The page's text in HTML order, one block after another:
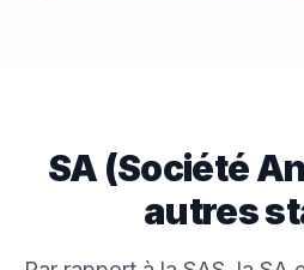
SA (Société
autres